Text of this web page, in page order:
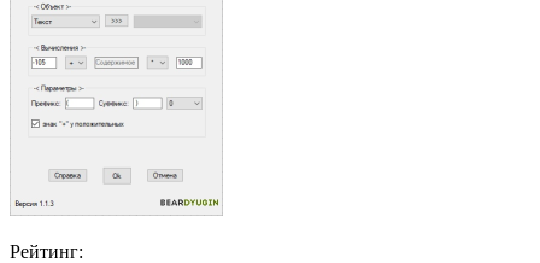
Рейтинг: